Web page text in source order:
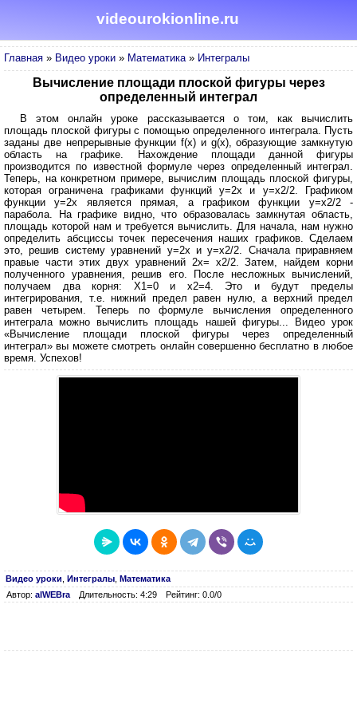
videourokionline.ru
Главная » Видео уроки » Математика» Интегралы
Вычисление площади плоской фигуры через
определенный интеграл
В этом онлайн уроке рассказывается о том, как вычислить
площадь плоской фигуры с помощью определенного интеграла. Пусть
заданы две непрерывные функции f(x) и g(x), образующие замкнутую
область на графике. Нахождение площади данной фигуры
производится по известной формуле через определенный интеграл.
Теперь, на конкретном примере, вычислим площадь плоской фигуры,
которая ограничена графиками функций y=2x и y=x2/2. Графиком
функции y=2x является прямая, а графиком функции y=x2/2 -
парабола. На графике видно, что образовалась замкнутая область,
площадь которой нам и требуется вычислить. Для начала, нам нужно
определить абсциссы точек пересечения наших графиков. Сделаем
это, решив систему уравнений y=2x и y=x2/2. Сначала приравняем
правые части этих двух уравнений 2x= x2/2. Затем, найдем корни
полученного уравнения, решив его. После несложных вычислений,
получаем два корня: X1=0 и x2=4. Это и будут пределы
интегрирования, т.е. нижний предел равен нулю, а верхний предел
равен четырем. Теперь по формуле вычисления определенного
интеграла можно вычислить площадь нашей фигуры... Видео урок
«Вычисление площади плоской фигуры через определенный
интеграл» вы можете смотреть онлайн совершенно бесплатно в любое
время. Успехов!
Видео уроки Интегралы Математика
Автор: alWEBra Длительность: 4:29 Рейтинг: 0.0/0